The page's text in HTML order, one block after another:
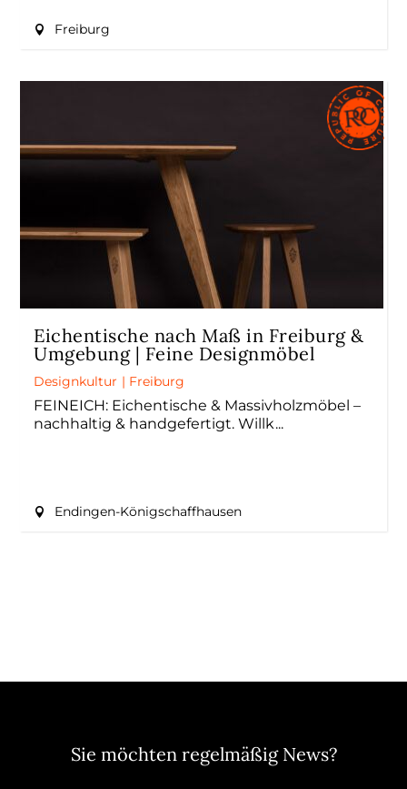
Freiburg
Eichentische nach Maß in Freiburg &
Umgebung | Feine Designmöbel
Designkultur | Freiburg
FEINEICH: Eichentische & Massivholzmöbel –
nachhaltig & handgefertigt. Willk
Endingen-Königschaffhausen
Sie möchten regelmäßig News?